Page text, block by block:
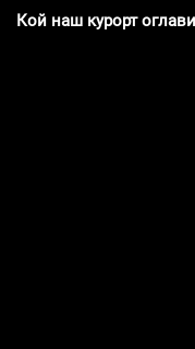
Кой наш курорт